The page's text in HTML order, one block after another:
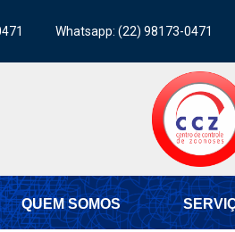
Whatsapp: (22) 98173-0471
QUEM SOMOS